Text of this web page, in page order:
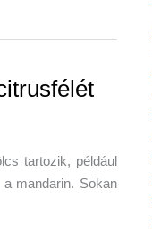
tartozik, például
mandarin. Sokan